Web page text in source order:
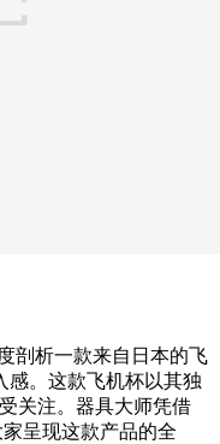
剖析一款来自日本的飞
。这款飞机杯以其独
关注。器具大师凭借
呈现这款产品的全